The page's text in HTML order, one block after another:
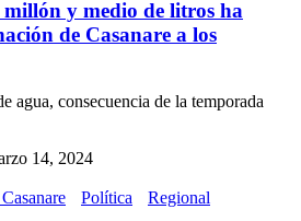
millón y medio de litros ha
de Casanare a los
agua, consecuencia de la temporada
14, 2024
Política Regional